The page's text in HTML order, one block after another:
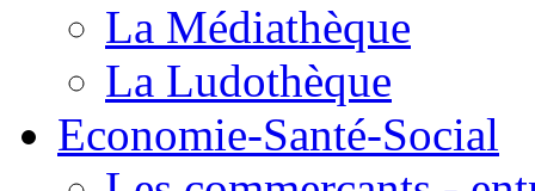
La Médiathèque
La Ludothèque
Economie-Santé-Social